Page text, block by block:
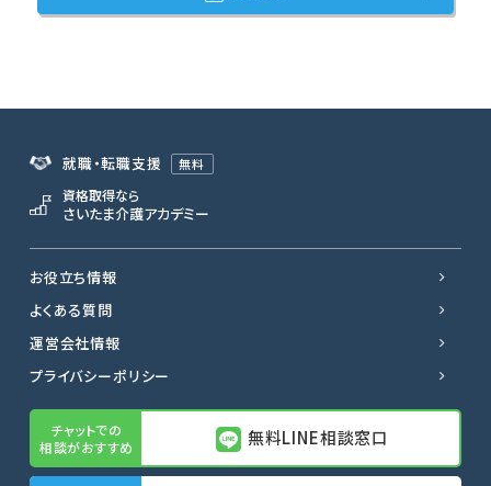
就職・転職支援 無料
資格取得なら
さいたま介護アカデミー
お役立ち情報
よくある質問
運営会社情報
プライバシーポリシー
無料LINE相談窓口